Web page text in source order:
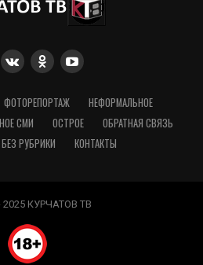
ФОТОРЕПОРТАЖ
НЕФОРМАЛЬНОЕ
СМИ ОСТРОЕ
ОБРАТНАЯ СВЯЗЬ
БЕЗ РУБРИКИ КОНТАКТЫ
2025 КУРЧАТОВ ТВ